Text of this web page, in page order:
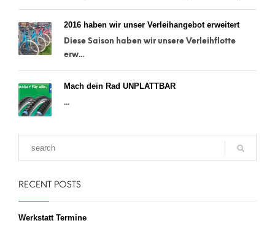
2016 haben wir unser Verleihangebot erweitert
Diese Saison haben wir unsere Verleihflotte
erw...
Mach dein Rad UNPLATTBAR
...
RECENT POSTS
Werkstatt Termine